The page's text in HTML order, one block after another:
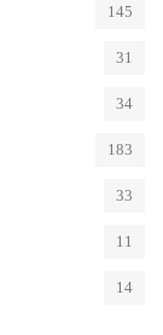
145
31
34
183
33
11
14